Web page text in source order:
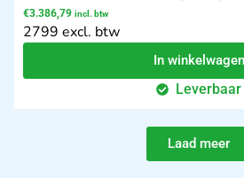
€3.386,79 incl. btw
2799 excl. btw
In winkelwagen
Leverbaar
Laad meer